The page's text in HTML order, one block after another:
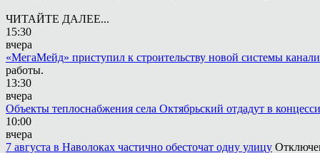
ЧИТАЙТЕ ДАЛЕЕ...
15:30
вчера
«МегаМейд» приступил к строительству новой системы
работы.
13:30
вчера
Объекты теплоснабжения села Октябрьский отдадут в
10:00
вчера
7 августа в Наволоках частично обесточат одну улицу